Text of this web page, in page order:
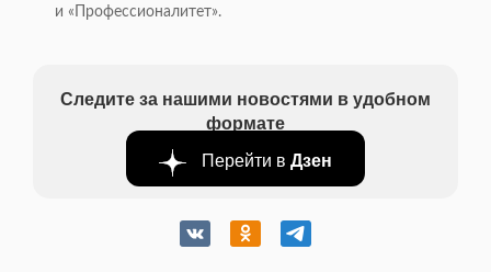
и «Профессионалитет».
Следите за нашими новостями в удобном
формате
Перейти в Дзен